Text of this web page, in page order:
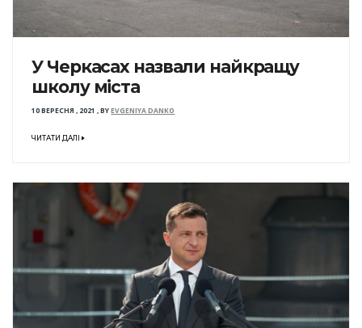
У Черкасах назвали найкращу
школу міста
10 ВЕРЕСНЯ , 2021 ,BYEVGENIYA DANKO
ЧИТАТИ ДАЛІ